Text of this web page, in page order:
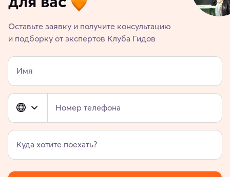
Оставьте заявку и получите консультацию
и подборку от экспертов Клуба Гидов
Имя
Номер телефона
Куда хотите поехать?